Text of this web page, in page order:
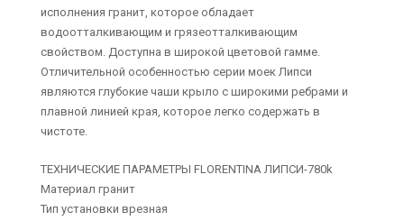
исполнения гранит, которое обладает
водоотталкивающим и грязеотталкивающим
свойством. Доступна в широкой цветовой гамме.
Отличительной особенностью серии моек Липси
являются глубокие чаши крыло с широкими ребрами и
плавной линией края, которое легко содержать в
чистоте.
ТЕХНИЧЕСКИЕ ПАРАМЕТРЫ FLORENTINA ЛИПСИ-780k
Материал гранит
Тип установки врезная